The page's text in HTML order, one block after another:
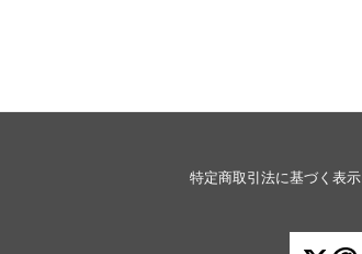
特定商取引法に基づく表示